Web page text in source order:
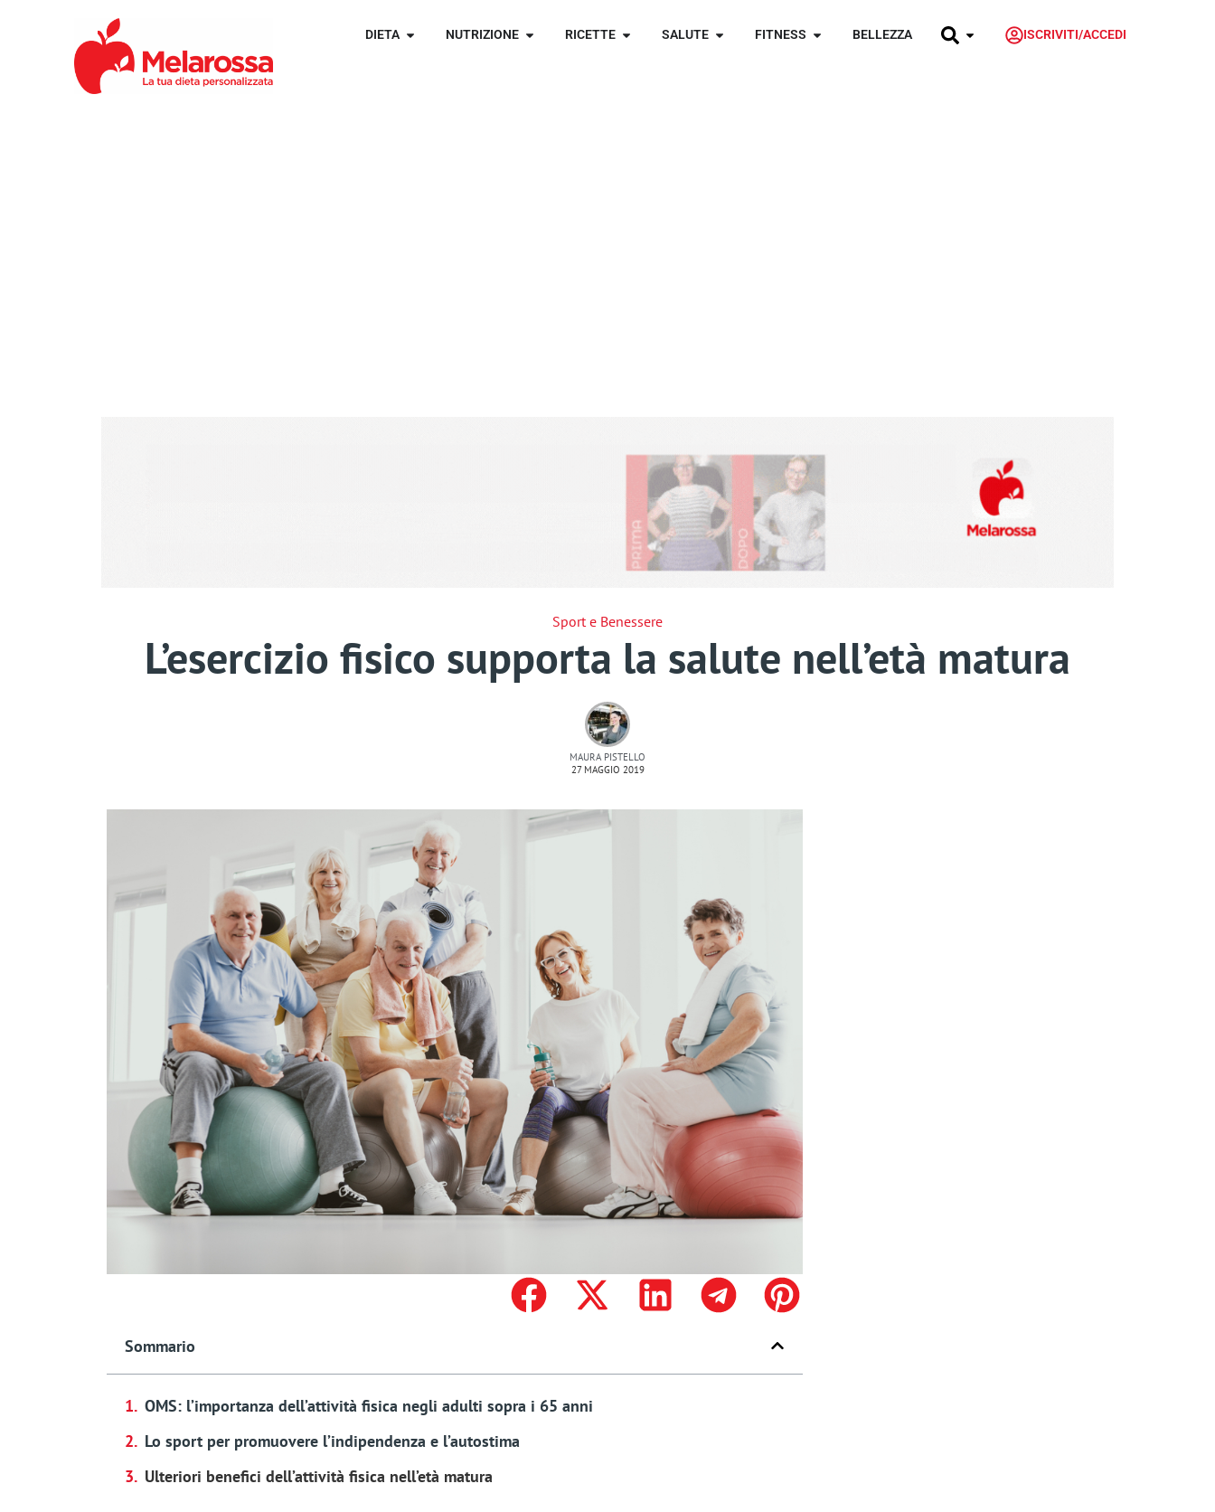
DIETA NUTRIZIONE RICETTE SALUTE FITNESS BELLEZZA ISCRIVITI/ACCEDI
Sport e Benessere
L’esercizio fisico supporta la salute nell’età matura
MAURA PISTELLO
27 MAGGIO 2019
Sommario
OMS: l’importanza dell’attività fisica negli adulti sopra i 65 anni
Lo sport per promuovere l’indipendenza e l’autostima
Ulteriori benefici dell’attività fisica nell’età matura